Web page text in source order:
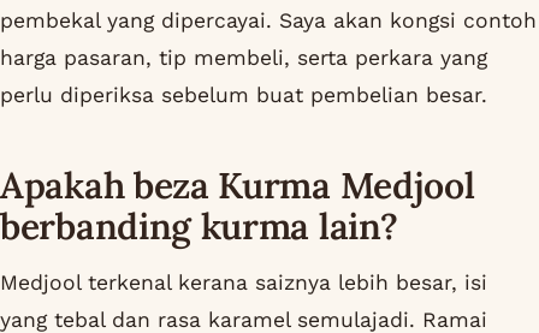
pembekal yang dipercayai. Saya akan kongsi contoh
harga pasaran, tip membeli, serta perkara yang
perlu diperiksa sebelum buat pembelian besar.
Apakah beza Kurma Medjool
berbanding kurma lain?
Medjool terkenal kerana saiznya lebih besar, isi
yang tebal dan rasa karamel semulajadi. Ramai